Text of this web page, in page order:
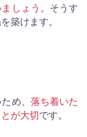
しょう。 そうす
築けます。
め、 落ち着いた
が大切です。